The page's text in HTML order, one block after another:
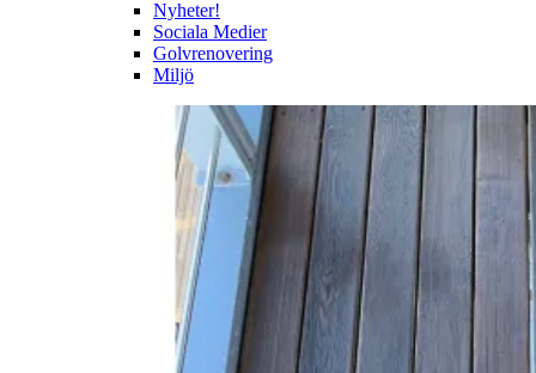
Nyheter!
Sociala Medier
Golvrenovering
Miljö